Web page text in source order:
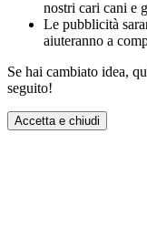
nostri cari cani e
Le pubblicità
aiuteranno a
Se hai cambiato idea,
seguito!
Accetta e chiudi